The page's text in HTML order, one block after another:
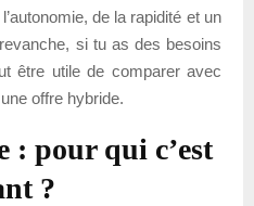
de la rapidité et un
si tu as des besoins
être utile de comparer avec
offre hybride.
: pour qui c’est
?